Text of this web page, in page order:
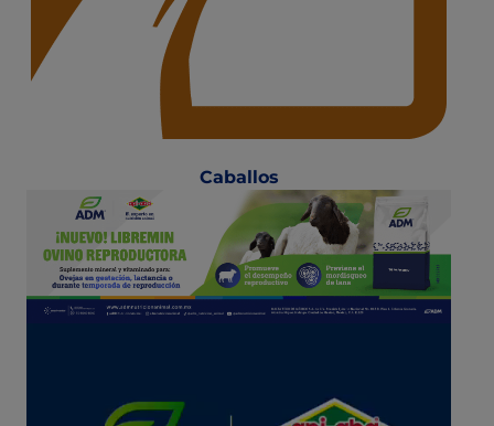
Caballos